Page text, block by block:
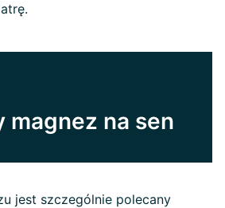
magnez na sen
jest szczególnie polecany